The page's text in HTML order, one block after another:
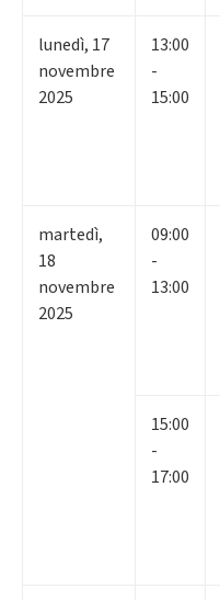
lunedì, 17
novembre
2025
13:00
-
15:00
martedì,
18
novembre
2025
09:00
-
13:00
15:00
-
17:00